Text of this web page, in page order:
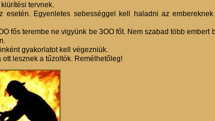
tervnek.
Egyenletes sebességgel kell haladni az
fős terembe ne vigyünk be 3OO főt. Nem szabad több embert
gyakorlatot kell végezniük.
lesznek a tűzoltók. Remélhetőleg!